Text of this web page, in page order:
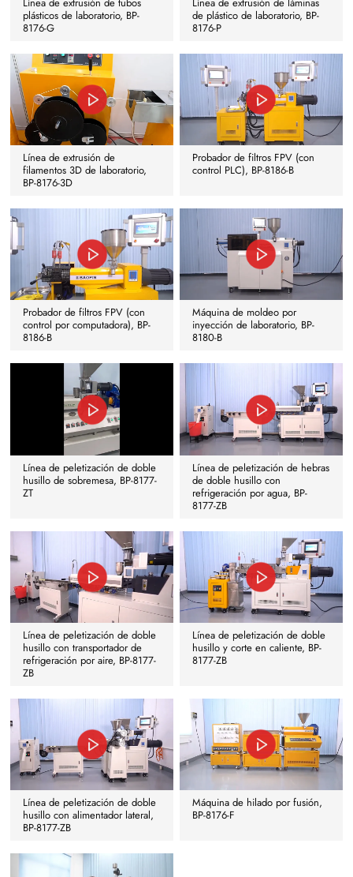
plásticos de laboratorio, BP-
8176-G
de plástico de laboratorio, BP-
8176-P
Línea de extrusión de
filamentos 3D de laboratorio,
BP-8176-3D
Probador de filtros FPV (con
control PLC), BP-8186-B
Probador de filtros FPV (con
control por computadora), BP-
8186-B
Máquina de moldeo por
inyección de laboratorio, BP-
8180-B
Línea de peletización de doble
husillo de sobremesa, BP-8177-
ZT
Línea de peletización de hebras
de doble husillo con
refrigeración por agua, BP-
8177-ZB
Línea de peletización de doble
husillo con transportador de
refrigeración por aire, BP-8177-
ZB
Línea de peletización de doble
husillo y corte en caliente, BP-
8177-ZB
Línea de peletización de doble
husillo con alimentador lateral,
BP-8177-ZB
Máquina de hilado por fusión,
BP-8176-F